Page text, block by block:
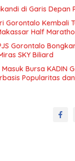
di Garis Depan
Gorontalo Kembali
Half
Gorontalo
SKY Biliard
Bursa KADIN
Popularitas